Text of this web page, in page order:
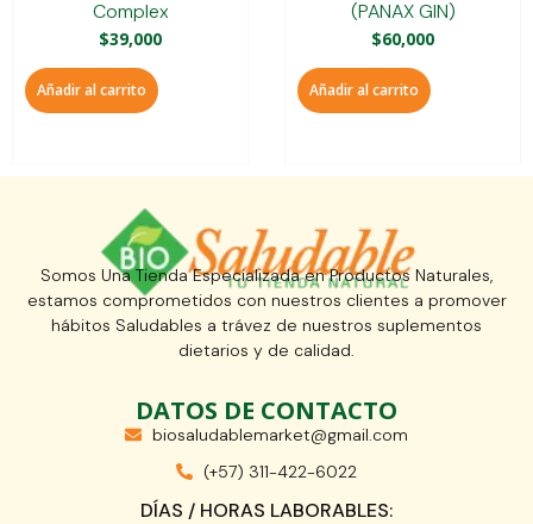
Complex
$39,000
Añadir al carrito
(PANAX GIN)
$60,000
Añadir al carrito
Somos Una Tienda Especializada en Productos Naturales,
estamos comprometidos con nuestros clientes a promover
hábitos Saludables a trávez de nuestros suplementos
dietarios y de calidad.
DATOS DE CONTACTO
biosaludablemarket@gmail.com
(+57) 311-422-6022
DÍAS / HORAS LABORABLES: